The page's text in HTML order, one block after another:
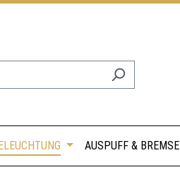
AUSPUFF & BREMSE